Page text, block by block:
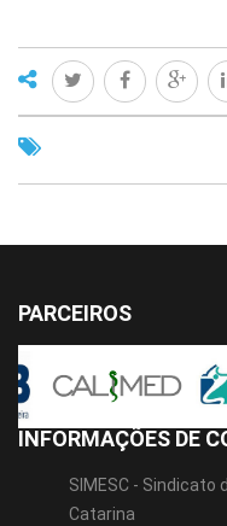
PARCEIROS
INFORMAÇÕES DE
SIMESC - Sindicato
Catarina